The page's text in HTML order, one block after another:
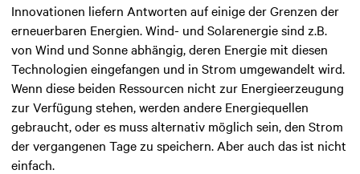
Innovationen liefern Antworten auf einige der Grenzen der
erneuerbaren Energien. Wind- und Solarenergie sind z.B.
von Wind und Sonne abhängig, deren Energie mit diesen
Technologien eingefangen und in Strom umgewandelt wird.
Wenn diese beiden Ressourcen nicht zur Energieerzeugung
zur Verfügung stehen, werden andere Energiequellen
gebraucht, oder es muss alternativ möglich sein, den Strom
der vergangenen Tage zu speichern. Aber auch das ist nicht
einfach.